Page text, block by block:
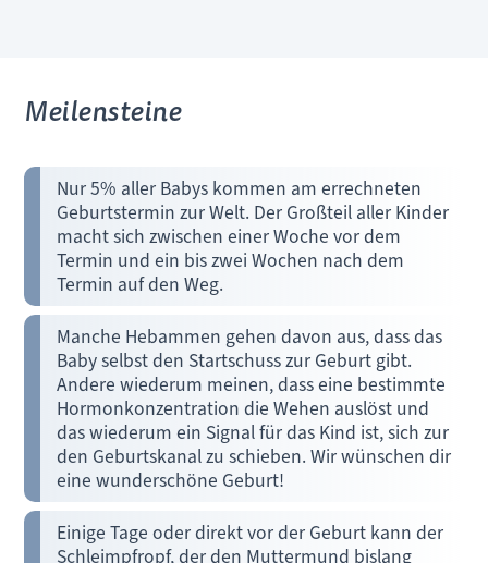
Meilensteine
Nur 5% aller Babys kommen am errechneten
Geburtstermin zur Welt. Der Großteil aller Kinder
macht sich zwischen einer Woche vor dem
Termin und ein bis zwei Wochen nach dem
Termin auf den Weg.
Manche Hebammen gehen davon aus, dass das
Baby selbst den Startschuss zur Geburt gibt.
Andere wiederum meinen, dass eine bestimmte
Hormonkonzentration die Wehen auslöst und
das wiederum ein Signal für das Kind ist, sich zur
den Geburtskanal zu schieben. Wir wünschen dir
eine wunderschöne Geburt!
Einige Tage oder direkt vor der Geburt kann der
Schleimpfropf, der den Muttermund bislang